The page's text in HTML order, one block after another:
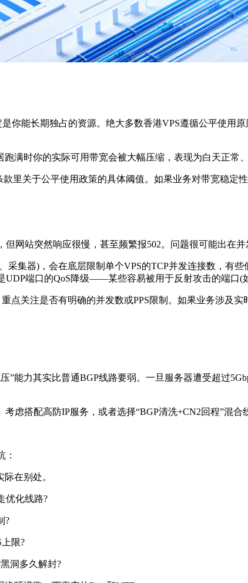
能长期独占的资源。绝大多数香港VPS遵循公平使用
时你的实际可用带宽会被大幅压缩，表现为白天正常、
关于公平使用政策的具体阈值。如果业务对带宽稳定
站突然响应很慢，甚至频繁报502。问题很可能出在并
器)，会在底层限制单个VPS的TCP并发连接数，有些
端口的QoS降级——某些容易被用于反射攻击的端口(
关注是否有明确的并发数或PPS限制。如果业务涉及实
力其实比普通BGP线路要弱。一旦服务器遭受超过
搭配高防IP服务，或者选择“BGP清洗+CN2回程”混合
在别处。
优化线路?
?
限?
洞多久解封?